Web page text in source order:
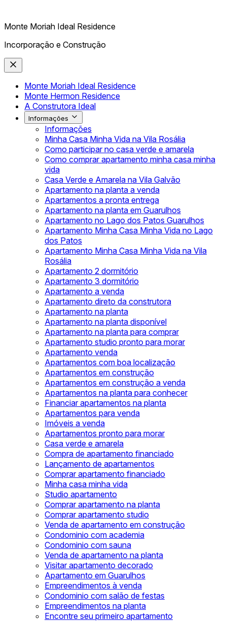
Monte Moriah Ideal Residence
Incorporação e Construção
Monte Moriah Ideal Residence
Monte Hermon Residence
A Construtora Ideal
Informações
Informações
Minha Casa Minha Vida na Vila Rosália
Como participar no casa verde e amarela
Como comprar apartamento minha casa minha
vida
Casa Verde e Amarela na Vila Galvão
Apartamento na planta a venda
Apartamentos a pronta entrega
Apartamento na planta em Guarulhos
Apartamento no Lago dos Patos Guarulhos
Apartamento Minha Casa Minha Vida no Lago
dos Patos
Apartamento Minha Casa Minha Vida na Vila
Rosália
Apartamento 2 dormitório
Apartamento 3 dormitório
Apartamento a venda
Apartamento direto da construtora
Apartamento na planta
Apartamento na planta disponível
Apartamento na planta para comprar
Apartamento studio pronto para morar
Apartamento venda
Apartamentos com boa localização
Apartamentos em construção
Apartamentos em construção a venda
Apartamentos na planta para conhecer
Financiar apartamentos na planta
Apartamentos para venda
Imóveis a venda
Apartamentos pronto para morar
Casa verde e amarela
Compra de apartamento financiado
Lançamento de apartamentos
Comprar apartamento financiado
Minha casa minha vida
Studio apartamento
Comprar apartamento na planta
Comprar apartamento studio
Venda de apartamento em construção
Condominio com academia
Condominio com sauna
Venda de apartamento na planta
Visitar apartamento decorado
Apartamento em Guarulhos
Empreendimentos à venda
Condominio com salão de festas
Empreendimentos na planta
Encontre seu primeiro apartamento